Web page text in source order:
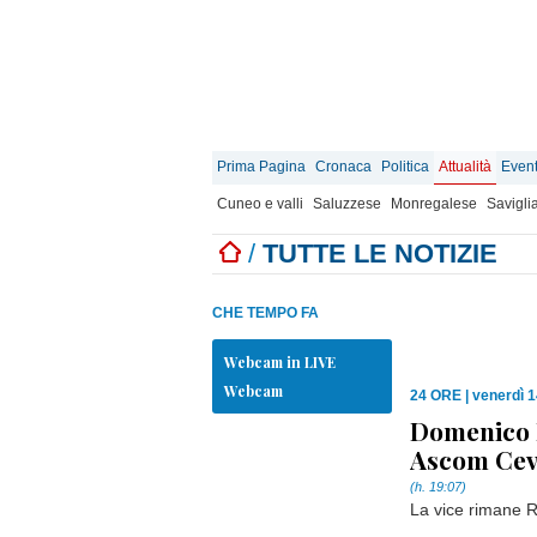
Prima Pagina Cronaca Politica Attualità
Cuneo e valli Saluzzese Monregalese
/ TUTTE LE NOTIZIE
CHE TEMPO FA
Webcam in LIVE
Webcam
24 ORE venerdì
Ascom
(h. 19:07)
La vice rimane